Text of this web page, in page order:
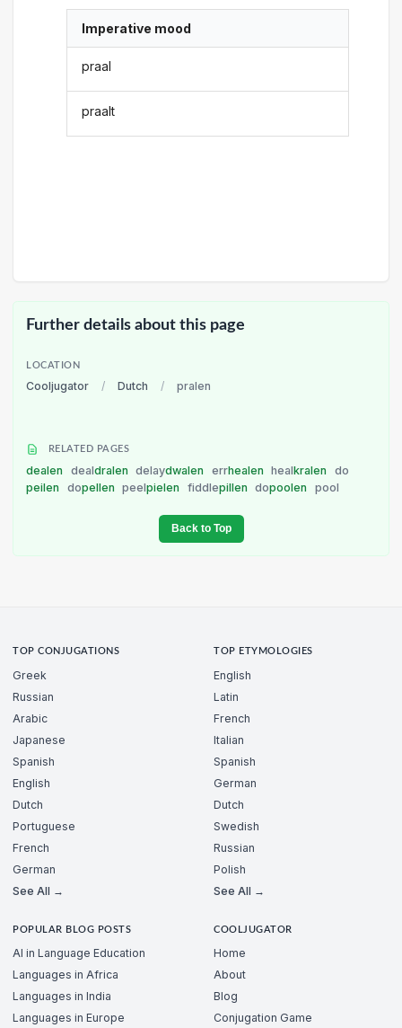
Imperative mood
praal
praalt
Further details about this page
LOCATION
Cooljugator / Dutch / pralen
RELATED PAGES
dealen dealdralen delaydwalen errhealen healkralen
do
peilen
dopellen peelpielen fiddlepillen dopoolen pool
Back to Top
TOP CONJUGATIONS
Greek
Russian
Arabic
Japanese
Spanish
English
Dutch
Portuguese
French
German
See All →
TOP ETYMOLOGIES
English
Latin
French
Italian
Spanish
German
Dutch
Swedish
Russian
Polish
See All →
POPULAR BLOG POSTS
AI in Language Education
Languages in Africa
Languages in India
Languages in Europe
COOLJUGATOR
Home
About
Blog
Conjugation Game